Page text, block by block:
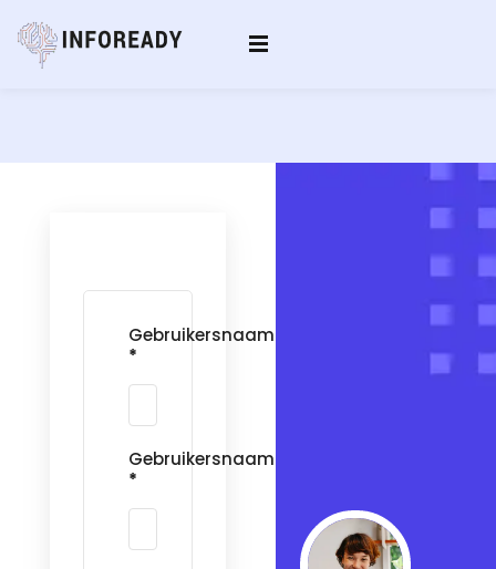
Gebruikersnaam
*
Gebruikersnaam
*
Sign in
Remember me